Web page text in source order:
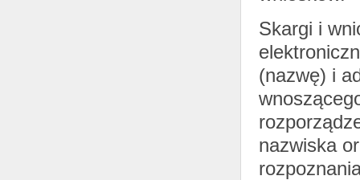
Skargi i
(nazwę) i
nazwiska